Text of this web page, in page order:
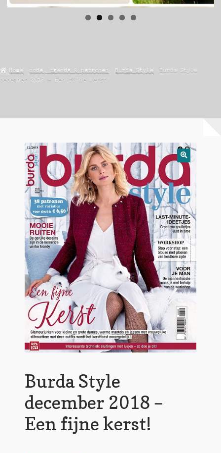
Home mode, trends & patronen Burda Style
Burda Style
december 2018 – Een fijne kerst!
🔍
Burda Style
december 2018 –
Een fijne kerst!